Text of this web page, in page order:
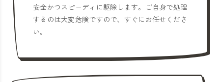
安全かつスピーディに駆除します。ご自身で処理
するのは大変危険ですので、すぐにお任せくださ
い。